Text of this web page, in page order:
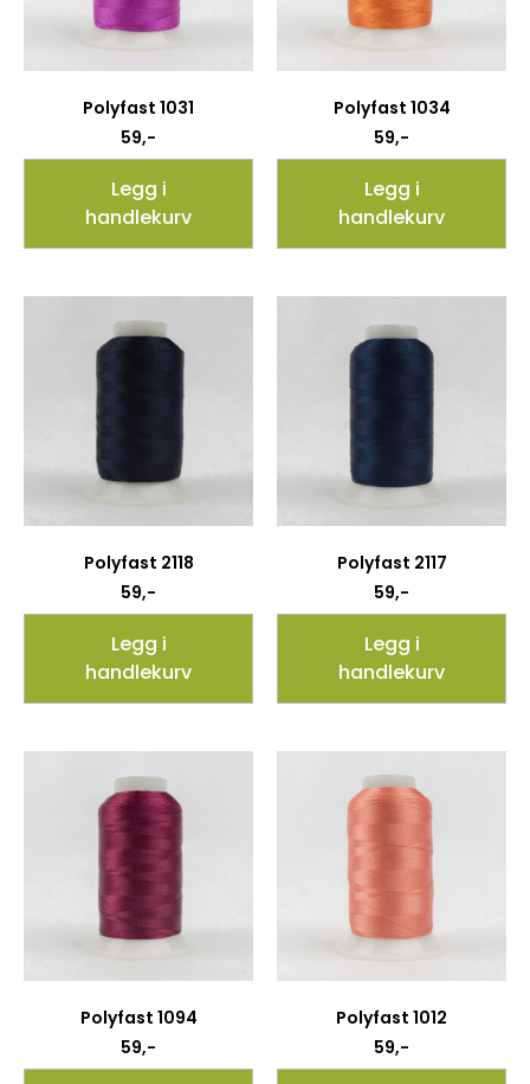
Polyfast 1031
59,-
Legg i
handlekurv
Polyfast 1034
59,-
Legg i
handlekurv
Polyfast 2118
59,-
Legg i
handlekurv
Polyfast 2117
59,-
Legg i
handlekurv
Polyfast 1094
59,-
Polyfast 1012
59,-